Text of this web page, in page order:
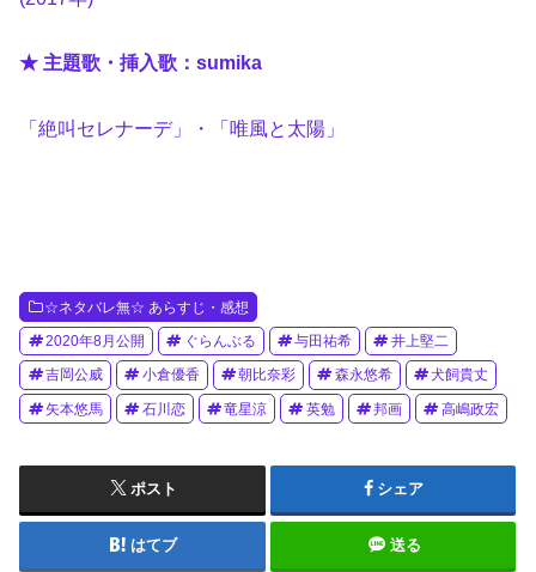
★ 主題歌・挿入歌：sumika
「絶叫セレナーデ」・「唯風と太陽」
☆ネタバレ無☆ あらすじ・感想
2020年8月公開 ぐらんぶる 与田祐希 井上堅二
吉岡公威 小倉優香 朝比奈彩 森永悠希 犬飼貴丈
矢本悠馬 石川恋 竜星涼 英勉 邦画 高嶋政宏
ポスト シェア
はてブ 送る